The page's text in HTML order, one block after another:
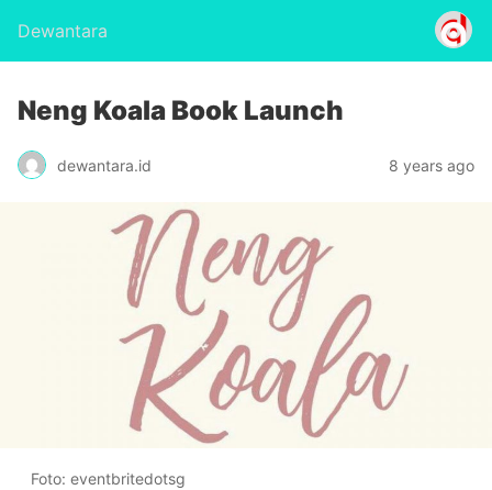
Dewantara
Neng Koala Book Launch
dewantara.id 8 years ago
Foto: eventbritedotsg